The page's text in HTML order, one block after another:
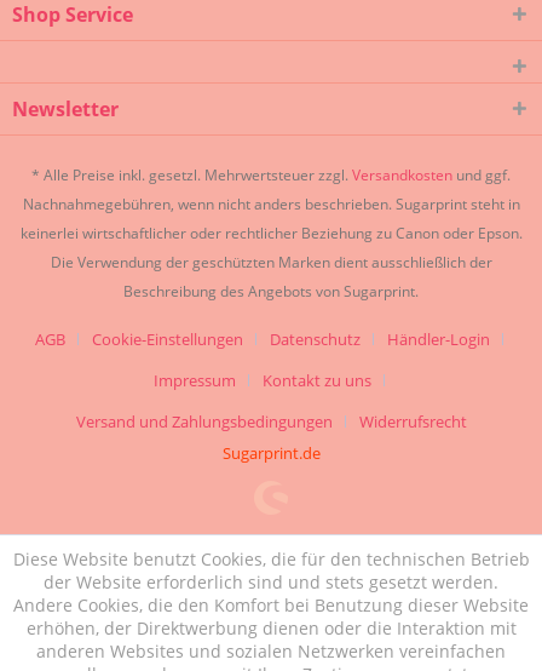
Shop Service
Newsletter
* Alle Preise inkl. gesetzl. Mehrwertsteuer zzgl. Versandkosten und ggf.
Nachnahmegebühren, wenn nicht anders beschrieben. Sugarprint steht in
keinerlei wirtschaftlicher oder rechtlicher Beziehung zu Canon oder Epson.
Die Verwendung der geschützten Marken dient ausschließlich der
Beschreibung des Angebots von Sugarprint.
AGB Cookie-Einstellungen Datenschutz
Händler-Login
Impressum
Kontakt zu uns
Versand und Zahlungsbedingungen
Widerrufsrecht
Sugarprint.de
Diese Website benutzt Cookies, die für den technischen Betrieb
der Website erforderlich sind und stets gesetzt werden.
Andere Cookies, die den Komfort bei Benutzung dieser Website
erhöhen, der Direktwerbung dienen oder die Interaktion mit
anderen Websites und sozialen Netzwerken vereinfachen